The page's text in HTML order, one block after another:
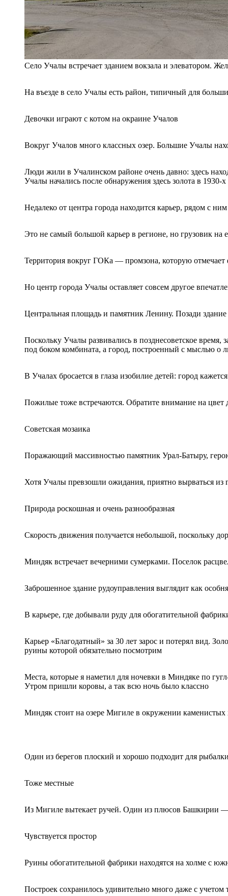
Село Учалы встречает зданием вокзала и элеватором.
На въезде в село Учалы есть район, типичный для
Девочки играют с котом на окраине Учалов
Вокруг Учалов много классных озер. Большие Учалы
Люди жили в Учалинском районе очень давно: здесь
Учалы начались после обнаружения здесь золота в
Недалеко от центра города находится карьер, рядом с
Это не самый большой карьер в регионе, но грузовик на
Территория вокруг ГОКа — промзона, которую отмечает
Но центр города Учалы оставляет совсем другое
Центральная площадь и памятник Ленину. Позади
Поскольку Учалы развивались в позднесоветское
под боком комбината, а город, построенный с мыслью о
В Учалах бросается в глаза изобилие детей: город
Пожилые тоже встречаются. Обратите внимание на цвет
Советская мозаика
Поражающий массивностью памятник Урал-Батыру,
Хотя Учалы превзошли ожидания, приятно вырваться
Природа роскошная и очень разнообразная
Скорость движения получается небольшой, поскольку
Миндяк встречает вечерними сумерками. Поселок
Заброшенное здание рудоуправления выглядит как
В карьере, где добывали руду для обогатительной
Карьер «Благодатный» за 30 лет зарос и потерял вид.
руины которой обязательно посмотрим
Места, которые я наметил для ночевки в Миндяке по
Утром пришли коровы, а так всю ночь было классно
Миндяк стоит на озере Мигиле в окружении каменистых
Один из берегов плоский и хорошо подходит для
Тоже местные
Из Мигиле вытекает ручей. Один из плюсов Башкирии —
Чувствуется простор
Руины обогатительной фабрики находятся на холме с
Построек сохранилось удивительно много даже с